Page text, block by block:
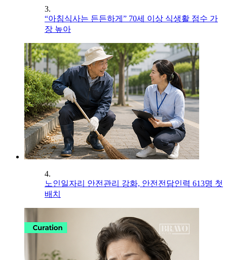
3.
“아침식사는 든든하게” 70세 이상 식생활 점수 가
장 높아
4.
노인일자리 안전관리 강화, 안전전담인력 613명 첫
배치